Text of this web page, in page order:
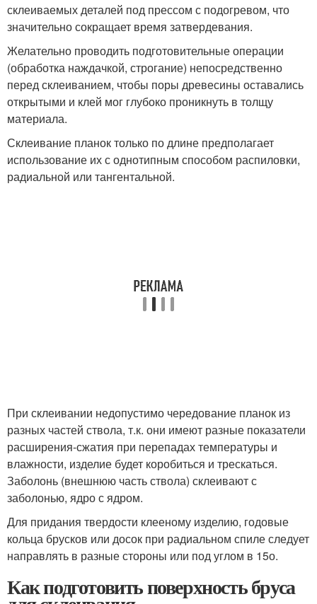
склеиваемых деталей под прессом с подогревом, что
значительно сокращает время затвердевания.
Желательно проводить подготовительные операции
(обработка наждачкой, строгание) непосредственно
перед склеиванием, чтобы поры древесины оставались
открытыми и клей мог глубоко проникнуть в толщу
материала.
Склеивание планок только по длине предполагает
использование их с однотипным способом распиловки,
радиальной или тангентальной.
При склеивании недопустимо чередование планок из
разных частей ствола, т.к. они имеют разные показатели
расширения-сжатия при перепадах температуры и
влажности, изделие будет коробиться и трескаться.
Заболонь (внешнюю часть ствола) склеивают с
заболонью, ядро с ядром.
Для придания твердости клееному изделию, годовые
кольца брусков или досок при радиальном спиле следует
направлять в разные стороны или под углом в 15о.
Как подготовить поверхность бруса